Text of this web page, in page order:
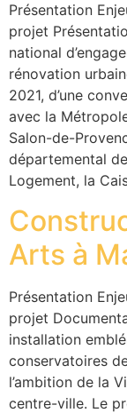
Présentation
projet
national
rénovation
2021, d’une
avec la
Salon-de-
départemental
Logement, la
Arts à
Présentation
projet
installation
conservatoires
l’ambition de la
centre-ville. Le